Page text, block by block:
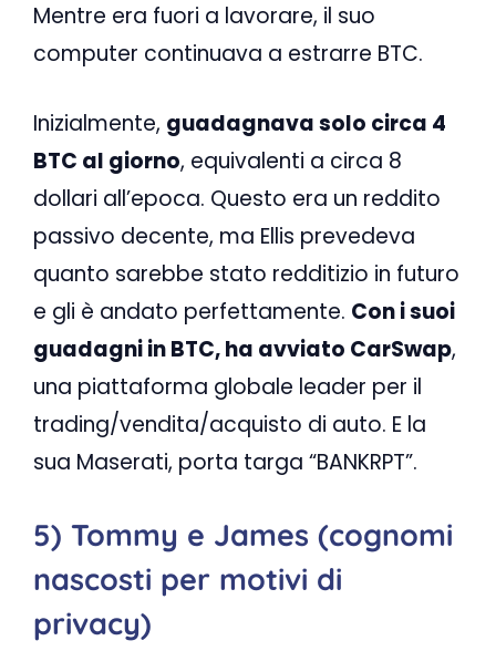
Mentre era fuori a lavorare, il suo
computer continuava a estrarre BTC.
Inizialmente, guadagnava solo circa 4
BTC al giorno, equivalenti a circa 8
dollari all’epoca. Questo era un reddito
passivo decente, ma Ellis prevedeva
quanto sarebbe stato redditizio in futuro
e gli è andato perfettamente. Con i suoi
guadagni in BTC, ha avviato CarSwap,
una piattaforma globale leader per il
trading/vendita/acquisto di auto. E la
sua Maserati, porta targa “BANKRPT”.
5) Tommy e James (cognomi
nascosti per motivi di
privacy)